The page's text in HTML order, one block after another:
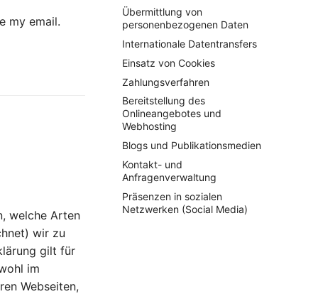
Übermittlung von
personenbezogenen Daten
Internationale Datentransfers
Einsatz von Cookies
Zahlungsverfahren
Bereitstellung des
Onlineangebotes und
Webhosting
Blogs und Publikationsmedien
Kontakt- und
Anfragenverwaltung
Präsenzen in sozialen
Netzwerken (Social Media)
my email.
welche Arten
wir zu
gilt für
im
Webseiten,